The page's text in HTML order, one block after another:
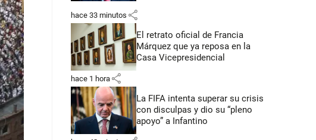
hace 33 minutos share
El retrato oficial de Francia
Márquez que ya reposa en la
Casa Vicepresidencial
hace 1 hora share
La FIFA intenta superar su crisis
con disculpas y dio su “pleno
apoyo” a Infantino